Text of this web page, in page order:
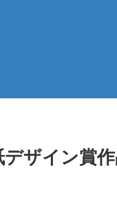
ザイン賞